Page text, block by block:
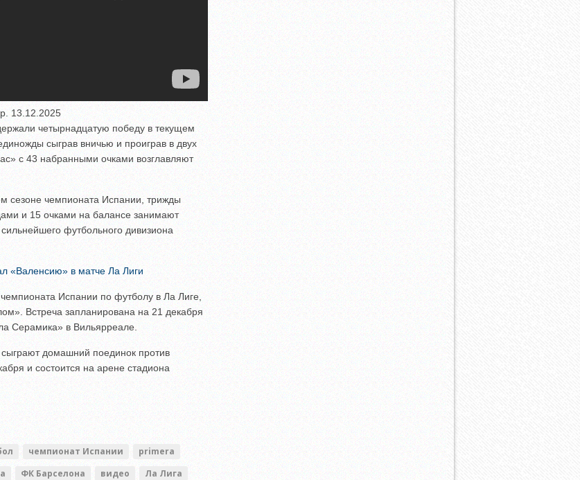
13.12.2025
четырнадцатую победу в текущем
сыграв вничью и проиграв в двух
с 43 набранными очками возглавляют
сезоне чемпионата Испании, трижды
и 15 очками на балансе занимают
футбольного дивизиона
«Валенсию» в матче Ла Лиги
Испании по футболу в Ла Лиге,
Встреча запланирована на 21 декабря
Серамика» в Вильярреале.
домашний поединок против
и состоится на арене стадиона
чемпионат Испании
primera
ФК Барселона видео Ла Лига